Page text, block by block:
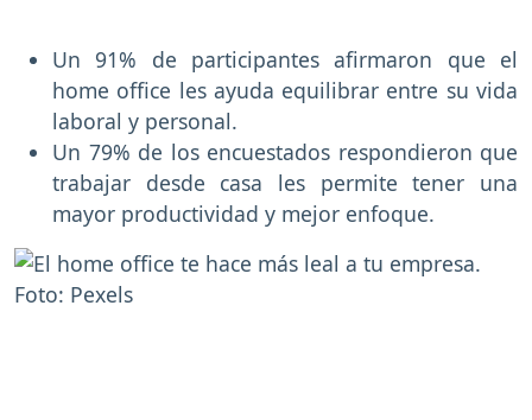
Un 91% de participantes afirmaron que el
home office les ayuda equilibrar entre su vida
laboral y personal.
Un 79% de los encuestados respondieron que
trabajar desde casa les permite tener una
mayor productividad y mejor enfoque.